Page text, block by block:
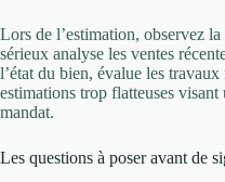
Lors de l’estimation, observez
sérieux analyse les ventes
l’état du bien, évalue les
estimations trop flatteuses
mandat.
Les questions à poser avant de